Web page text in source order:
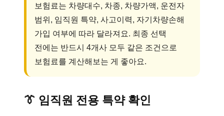
보험료는 차량대수, 차종, 차량가액, 운전자
범위, 임직원 특약, 사고이력, 자기차량손해
가입 여부에 따라 달라져요. 최종 선택
전에는 반드시 4개사 모두 같은 조건으로
보험료를 계산해보는 게 좋아요.
👔 임직원 전용 특약 확인